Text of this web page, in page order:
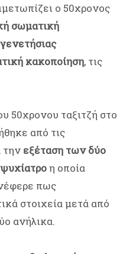
ο 50χρονος
σωματική
κακοποίηση, τις
50χρονου ταξιτζή στο
από τις
την εξέταση των δύο
η οποία
πως
στοιχεία μετά από
ανήλικα.